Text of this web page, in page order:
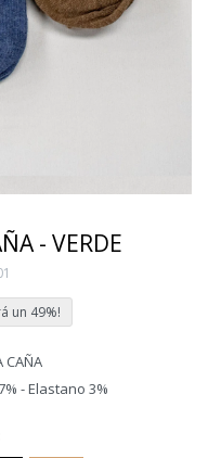
- VERDE
49
CAÑA
- Elastano 3%